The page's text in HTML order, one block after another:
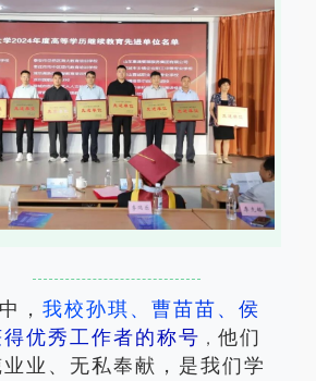
， 我校孙琪 、 曹苗苗 、 侯
得优秀 工 作者的称号 ， 他们
业、无私奉献，是我们学